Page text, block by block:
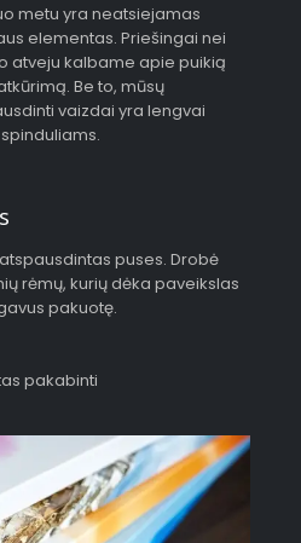
metu yra neatsiejamas
elementas. Priešingai nei
atveju kalbame apie puikią
Be to, mūsų
vaizdai yra lengvai
puses. Drobė
rėmų, kurių dėka paveikslas
pakuotę.
pakabinti